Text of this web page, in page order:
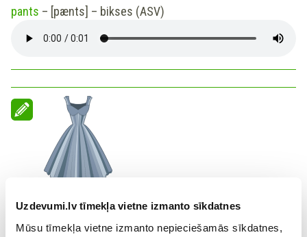
Uzdevumi.lv tīmekļa vietne izmanto sīkdatnes
Mūsu tīmekļa vietne izmanto nepieciešamās sīkdatnes,
pants – [pænts] – bikses (ASV)